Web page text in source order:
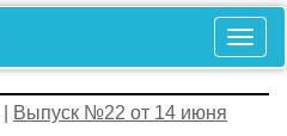
Выпуск №22 от 14 июня